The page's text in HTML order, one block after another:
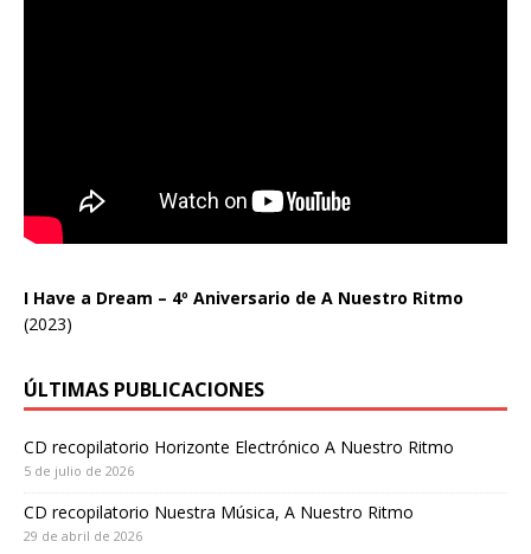
I Have a Dream – 4º Aniversario de A Nuestro Ritmo
(2023)
ÚLTIMAS PUBLICACIONES
CD recopilatorio Horizonte Electrónico A Nuestro Ritmo
5 de julio de 2026
CD recopilatorio Nuestra Música, A Nuestro Ritmo
29 de abril de 2026